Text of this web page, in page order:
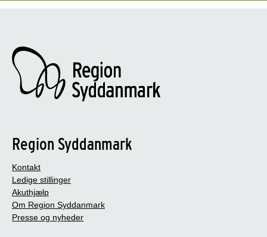
Region Syddanmark
Kontakt
Ledige stillinger
Akuthjælp
Om Region Syddanmark
Presse og nyheder